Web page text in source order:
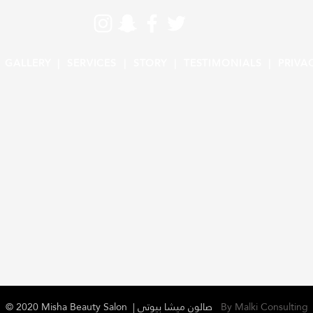
© 2020 Misha Beauty Salon | صالون ميشا بيوتي By Malki Consulting